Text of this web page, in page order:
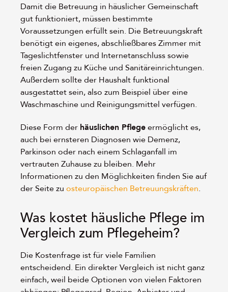
Damit die Betreuung in häuslicher Gemeinschaft
gut funktioniert, müssen bestimmte
Voraussetzungen erfüllt sein. Die Betreuungskraft
benötigt ein eigenes, abschließbares Zimmer mit
Tageslichtfenster und Internetanschluss sowie
freien Zugang zu Küche und Sanitäreinrichtungen.
Außerdem sollte der Haushalt funktional
ausgestattet sein, also zum Beispiel über eine
Waschmaschine und Reinigungsmittel verfügen.
Diese Form der häuslichen Pflegeermöglicht es,
auch bei ernsteren Diagnosen wie Demenz,
Parkinson oder nach einem Schlaganfall im
vertrauten Zuhause zu bleiben. Mehr
Informationen zu den Möglichkeiten finden Sie auf
der Seite zu osteuropäischen Betreuungskräften.
Was kostet häusliche Pflege im
Vergleich zum Pflegeheim?
Die Kostenfrage ist für viele Familien
entscheidend. Ein direkter Vergleich ist nicht ganz
einfach, weil beide Optionen von vielen Faktoren